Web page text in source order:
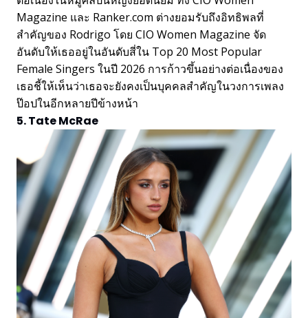
Magazine และ Ranker.com ต่างยอมรับถึงอิทธิพลที่
สำคัญของ Rodrigo โดย CIO Women Magazine จัด
อันดับให้เธออยู่ในอันดับสี่ใน Top 20 Most Popular
Female Singers ในปี 2026 การก้าวขึ้นอย่างต่อเนื่องของ
เธอชี้ให้เห็นว่าเธอจะยังคงเป็นบุคคลสำคัญในวงการเพลง
ป๊อปในอีกหลายปีข้างหน้า
5. Tate McRae